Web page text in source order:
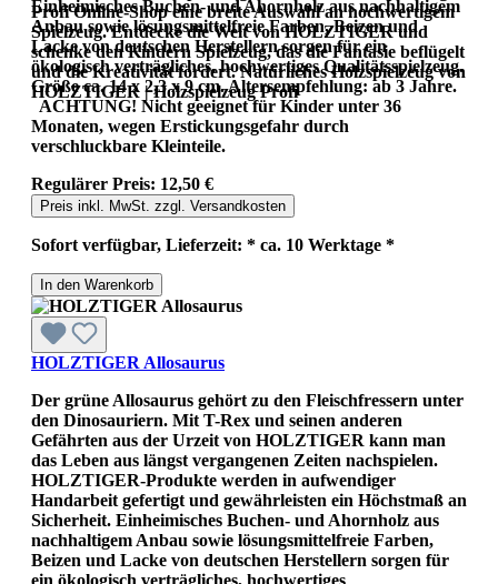
Profi Online-Shop eine breite Auswahl an hochwertigem
Spielzeug. Entdecke die Welt von HOLZTIGER und
schenke den Kindern Spielzeug, das die Fantasie beflügelt
und die Kreativität fördert. Natürliches Holzspielzeug von
HOLZTIGER | Holzspielzeug Profi
Einheimisches Buchen- und Ahornholz aus nachhaltigem
Anbau sowie lösungsmittelfreie Farben, Beizen und
Lacke von deutschen Herstellern sorgen für ein
ökologisch verträgliches, hochwertiges Qualitätsspielzeug.
Größe ca. 14 x 2,3 x 9 cm. Altersempfehlung: ab 3 Jahre.
ACHTUNG! Nicht geeignet für Kinder unter 36
Monaten, wegen Erstickungsgefahr durch
verschluckbare Kleinteile.
Regulärer Preis: 12,50 €
Preis inkl. MwSt. zzgl. Versandkosten
Sofort verfügbar, Lieferzeit: * ca. 10 Werktage *
In den Warenkorb
HOLZTIGER Allosaurus
Der grüne Allosaurus gehört zu den Fleischfressern unter
den Dinosauriern. Mit T-Rex und seinen anderen
Gefährten aus der Urzeit von HOLZTIGER kann man
das Leben aus längst vergangenen Zeiten nachspielen.
HOLZTIGER-Produkte werden in aufwendiger
Handarbeit gefertigt und gewährleisten ein Höchstmaß an
Sicherheit. Einheimisches Buchen- und Ahornholz aus
nachhaltigem Anbau sowie lösungsmittelfreie Farben,
Beizen und Lacke von deutschen Herstellern sorgen für
ein ökologisch verträgliches, hochwertiges